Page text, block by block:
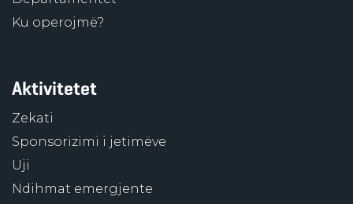
Ku operojmë?
Aktivitetet
Zekati
Sponsorizimi i jetimëve
Uji
Ndihmat emergjente